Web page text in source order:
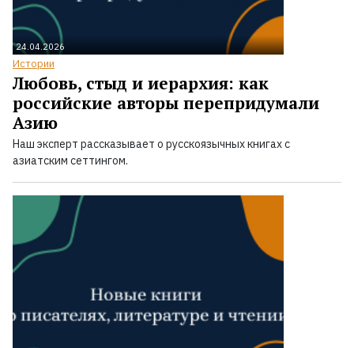
24.04.2026
Истории
Любовь, стыд и иерархия: как
российские авторы перепридумали
Азию
Наш эксперт рассказывает о русскоязычных книгах с
азиатским сеттингом.